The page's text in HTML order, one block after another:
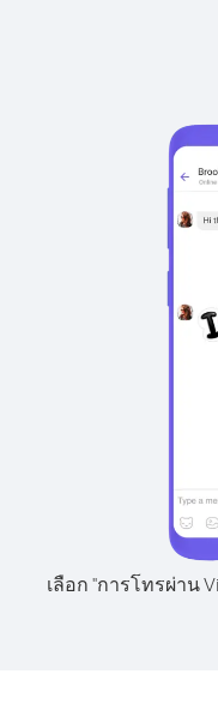
เลือก "การโทรผ่าน